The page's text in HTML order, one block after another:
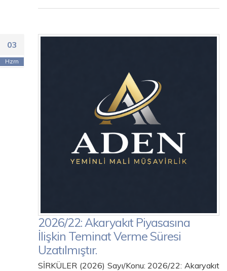
03
Hzrn
2026/22: Akaryakıt Piyasasına
İlişkin Teminat Verme Süresi
Uzatılmıştır.
SİRKÜLER (2026) Sayı/Konu: 2026/22: Akaryakıt